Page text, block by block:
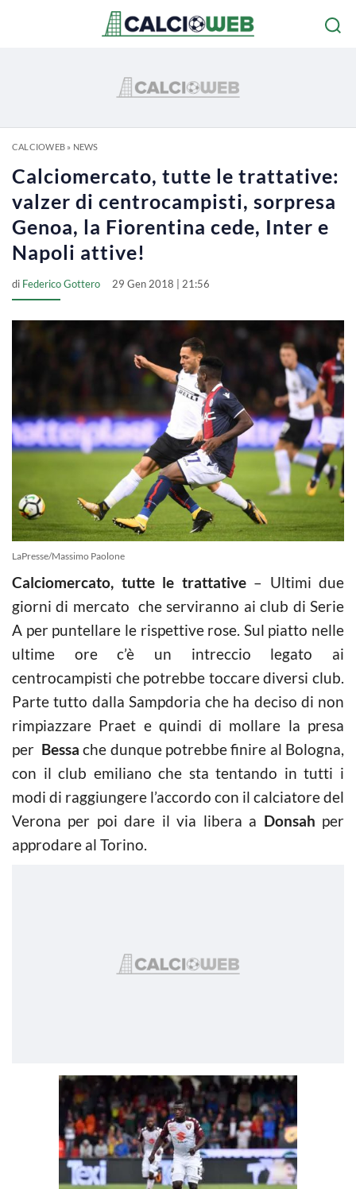
CALCIOWEB» NEWS
Calciomercato, tutte le trattative:
valzer di centrocampisti, sorpresa
Genoa, la Fiorentina cede, Inter e
Napoli attive!
di Federico Gottero 29 Gen 2018 | 21:56
LaPresse/Massimo Paolone
Calciomercato, tutte le trattative– Ultimi due
giorni di mercato che serviranno ai club di Serie
A per puntellare le rispettive rose. Sul piatto nelle
ultime ore c’è un intreccio legato ai
centrocampisti che potrebbe toccare diversi club.
Parte tutto dalla Sampdoria che ha deciso di non
rimpiazzare Praet e quindi di mollare la presa
per Bessa che dunque potrebbe finire al Bologna,
con il club emiliano che sta tentando in tutti i
modi di raggiungere l’accordo con il calciatore del
Verona per poi dare il via libera a Donsah per
approdare al Torino.